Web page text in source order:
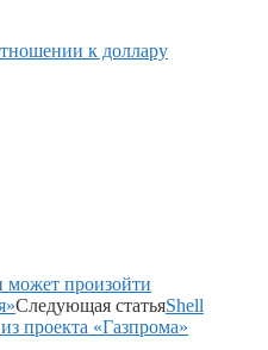
к доллару
может произойти
Следующая статьяShell
проекта «Газпрома»